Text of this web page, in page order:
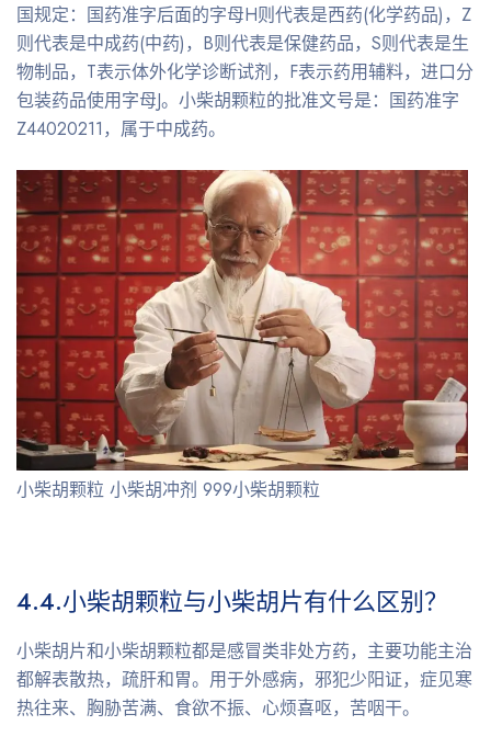
国规定：国药准字后面的字母H则代表是西药(化学药品)，Z
则代表是中成药(中药)，B则代表是保健药品，S则代表是生
物制品，T表示体外化学诊断试剂，F表示药用辅料，进口分
包装药品使用字母J。小柴胡颗粒的批准文号是：国药准字
Z44020211，属于中成药。
小柴胡颗粒 小柴胡冲剂 999小柴胡颗粒
4.4.小柴胡颗粒与小柴胡片有什么区别？
小柴胡片和小柴胡颗粒都是感冒类非处方药，主要功能主治
都解表散热，疏肝和胃。用于外感病，邪犯少阳证，症见寒
热往来、胸胁苦满、食欲不振、心烦喜呕，苦咽干。